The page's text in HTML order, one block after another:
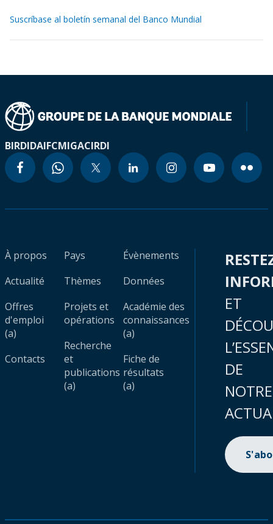
Suscríbase al boletín semanal del Banco Mundial
BIRDIDAIFCMIGACIRDI
À propos
Actualité
Offres
d'emploi
(a)
Contacts
Pays
Thèmes
Projets et
opérations
Recherche
et
publications
(a)
Évènements
Données
Académie des
connaissances
(a)
Fiche de
résultats
(a)
ET
DE
NOTRE